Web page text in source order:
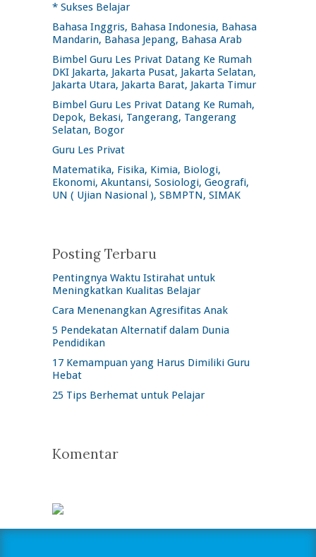
* Sukses Belajar
Bahasa Inggris, Bahasa Indonesia, Bahasa
Mandarin, Bahasa Jepang, Bahasa Arab
Bimbel Guru Les Privat Datang Ke Rumah
DKI Jakarta, Jakarta Pusat, Jakarta Selatan,
Jakarta Utara, Jakarta Barat, Jakarta Timur
Bimbel Guru Les Privat Datang Ke Rumah,
Depok, Bekasi, Tangerang, Tangerang
Selatan, Bogor
Guru Les Privat
Matematika, Fisika, Kimia, Biologi,
Ekonomi, Akuntansi, Sosiologi, Geografi,
UN ( Ujian Nasional ), SBMPTN, SIMAK
Posting Terbaru
Pentingnya Waktu Istirahat untuk
Meningkatkan Kualitas Belajar
Cara Menenangkan Agresifitas Anak
5 Pendekatan Alternatif dalam Dunia
Pendidikan
17 Kemampuan yang Harus Dimiliki Guru
Hebat
25 Tips Berhemat untuk Pelajar
Komentar